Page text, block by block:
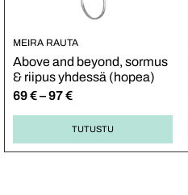
MEIRA RAUTA
Above and beyond, sormus
& riipus yhdessä (hopea)
69€–97€
TUTUSTU